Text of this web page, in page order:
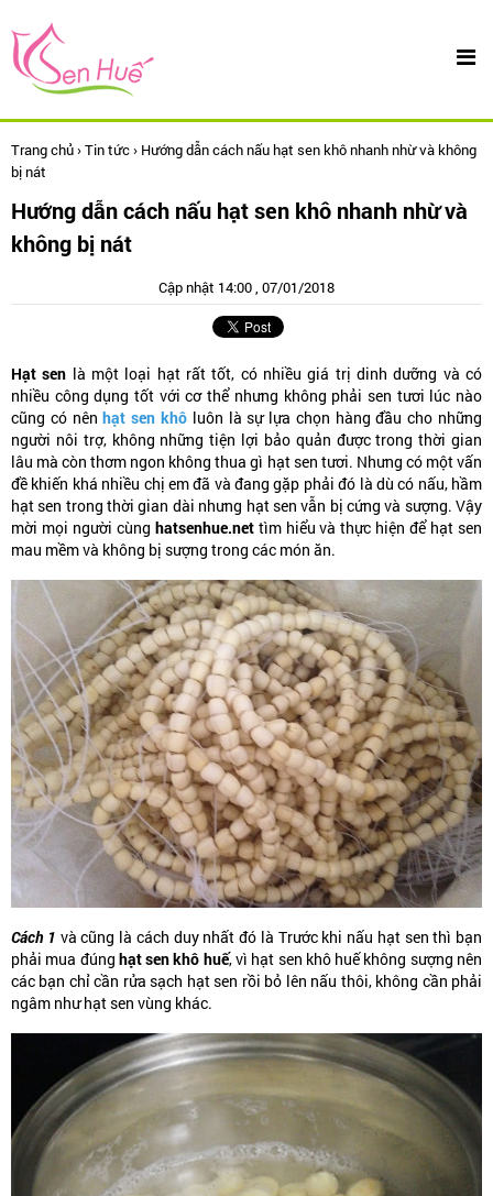
Trang chủ›Tin tức› Hướng dẫn cách nấu hạt sen khô nhanh nhừ và không
bị nát
Hướng dẫn cách nấu hạt sen khô nhanh nhừ và
không bị nát
Cập nhật 14:00 , 07/01/2018
Hạt sen là một loại hạt rất tốt, có nhiều giá trị dinh dưỡng và có
nhiều công dụng tốt với cơ thể nhưng không phải sen tươi lúc nào
cũng có nênhạt sen khôluôn là sự lựa chọn hàng đầu cho những
người nôi trợ, không những tiện lợi bảo quản được trong thời gian
lâu mà còn thơm ngon không thua gì hạt sen tươi. Nhưng có một vấn
đề khiến khá nhiều chị em đã và đang gặp phải đó là dù có nấu, hầm
hạt sen trong thời gian dài nhưng hạt sen vẫn bị cứng và sượng. Vậy
mời mọi người cùng hatsenhue.nettìm hiểu và thực hiện để hạt sen
mau mềm và không bị sượng trong các món ăn.
Cách 1 và cũng là cách duy nhất đó là Trước khi nấu hạt sen thì bạn
phải mua đúng hạt sen khô huế, vì hạt sen khô huế không sượng nên
các bạn chỉ cần rửa sạch hạt sen rồi bỏ lên nấu thôi, không cần phải
ngâm như hạt sen vùng khác.